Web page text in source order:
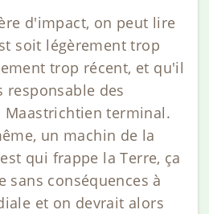
d'impact, on peut lire
soit légèrement trop
trop récent, et qu'il
responsable des
Maastrichtien terminal.
un machin de la
qui frappe la Terre, ça
sans conséquences à
et on devrait alors